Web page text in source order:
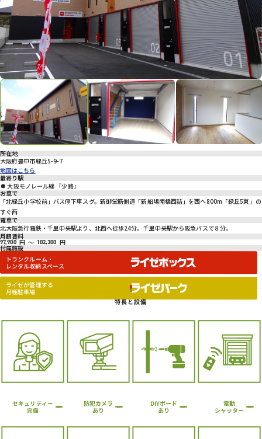
所在地
大阪府豊中市緑丘5-9-7
地図はこちら
最寄り駅
大阪モノレール線 『少路』
お車で
「北緑丘小学校前」バス停下車スグ。新御堂筋側道「新船場南橋西詰」を西へ800m「緑丘5東」の
すぐ西
電車で
北大阪急行電鉄・千里中央駅より、北西へ徒歩24分。千里中央駅から阪急バスで８分。
月額賃料
97,900 円 ～ 102,300 円
付属施設
トランクルーム・
レンタル収納スペース
ライゼが管理する
月極駐車場
特長と設備
セキュリティー
完備
防犯カメラ
あり
DIYボード
あり
電動
シャッター